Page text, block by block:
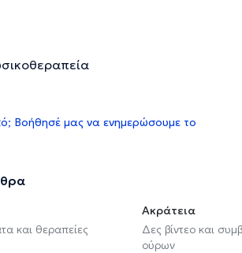
Βοήθησέ μας να ενημερώσουμε το
και θεραπείες
Ακράτεια
Δες βίντεο και
ούρων